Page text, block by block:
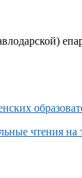
чтения